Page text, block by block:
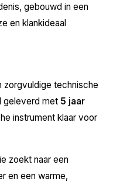
gebouwd in een
en klankideaal
zorgvuldige technische
geleverd met 5 jaar
instrument klaar voor
zoekt naar een
en een warme,